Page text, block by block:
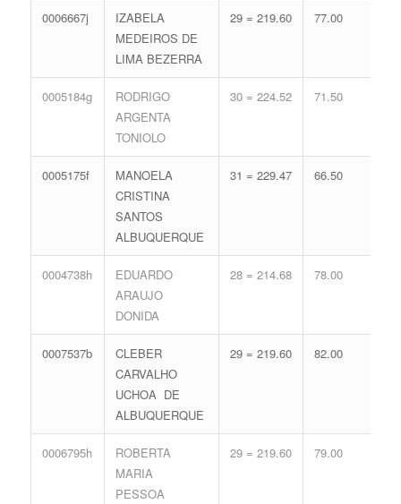
0006667j
IZABELA
MEDEIROS DE
LIMA BEZERRA
29 = 219.60 77.00
0005184g
RODRIGO
ARGENTA
TONIOLO
30 = 224.52 71.50
0005175f
MANOELA
CRISTINA
SANTOS
ALBUQUERQUE
31 = 229.47 66.50
0004738h
EDUARDO
ARAUJO
DONIDA
28 = 214.68 78.00
0007537b
CLEBER
CARVALHO
UCHOA DE
ALBUQUERQUE
29 = 219.60 82.00
0006795h
ROBERTA
MARIA
PESSOA
29 = 219.60 79.00